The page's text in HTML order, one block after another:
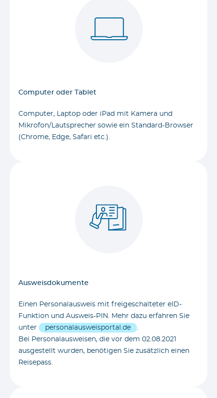
Computer oder Tablet
Computer, Laptop oder iPad mit Kamera und
Mikrofon/Lautsprecher sowie ein Standard-Browser
(Chrome, Edge, Safari etc.).
Ausweisdokumente
Einen Personalausweis mit freigeschalteter eID-
Funktion und Ausweis-PIN. Mehr dazu erfahren Sie
unter
personalausweisportal.de
.
Bei Personalausweisen, die vor dem 02.08.2021
ausgestellt wurden, benötigen Sie zusätzlich einen
Reisepass.